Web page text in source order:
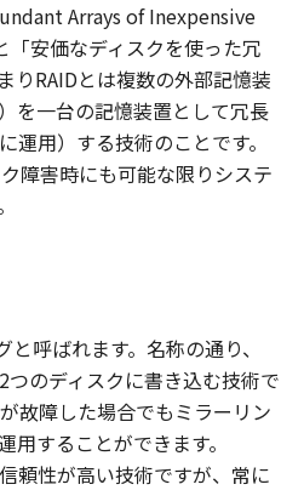
Arrays of Inexpensive
「安価なディスクを使った冗
りRAIDとは複数の外部記憶装
を一台の記憶装置として冗長
運用）する技術のことです。
障害時にも可能な限りシステ
呼ばれます。名称の通り、
のディスクに書き込む技術で
故障した場合でもミラーリン
用することができます。
頼性が高い技術ですが、常に